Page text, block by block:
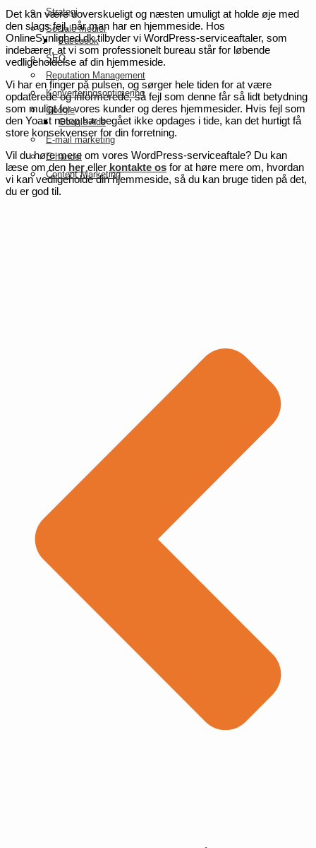
Strategi
Sociale medier
Facebook
SEO
Reputation Management
Konverteringsoptimering
Google
Google Ads
E-mail marketing
E-handel
Content Marketing
Det kan være uoverskueligt og næsten umuligt at holde øje med
den slags fejl, når man har en hjemmeside. Hos
OnlineSynlighed.dk tilbyder vi WordPress-serviceaftaler, som
indebærer, at vi som professionelt bureau står for løbende
vedligeholdelse af din hjemmeside.
Vi har en finger på pulsen, og sørger hele tiden for at være
opdaterede og informerede, så fejl som denne får så lidt betydning
som muligt for vores kunder og deres hjemmesider. Hvis fejl som
den Yoast netop har begået ikke opdages i tide, kan det hurtigt få
store konsekvenser for din forretning.
Vil du høre mere om vores WordPress-serviceaftale? Du kan
læse om den her eller kontakte os for at høre mere om, hvordan
vi kan vedligeholde din hjemmeside, så du kan bruge tiden på det,
du er god til.